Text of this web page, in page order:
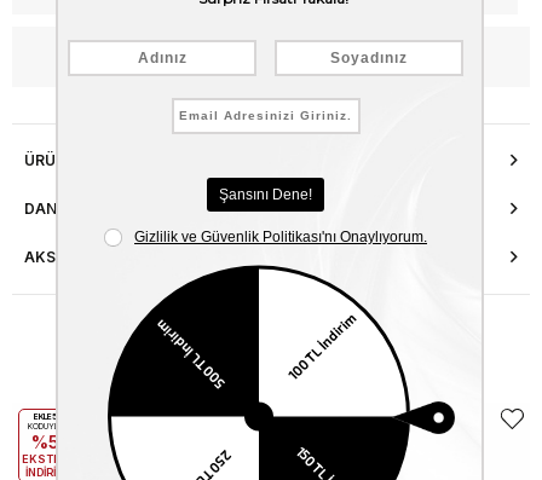
WhatsApp’tan Bilgi Al
ÜRÜN ÖZELLIKLERI
DANIŞMA HATTI
AKSESUAR ONARIMI
Benzer Ürünler
EKLE5
KODUYLA
%5
EKSTRA
İNDİRİM
EKLE5
EKSTRA
İNDİRİM